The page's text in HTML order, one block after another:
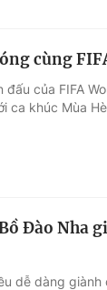
cùng
của FIFA
ca khúc Mùa
Đào Nha
dễ dàng